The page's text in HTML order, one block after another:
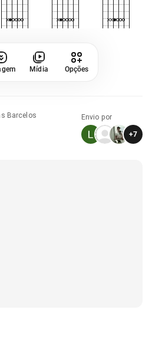
Mídia Opções
Barcelos
Envio por
+7